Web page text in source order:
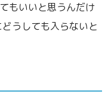
もいいと思うんだけ
うしても入らないと